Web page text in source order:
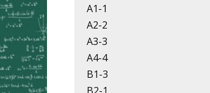
А1-1
А2-2
А3-3
А4-4
В1-3